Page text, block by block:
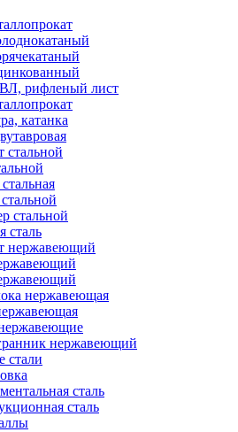
рифленый лист
катанка
стальной
стальной
сталь
нержавеющий
нержавеющая
нержавеющий
стали
сталь
сталь